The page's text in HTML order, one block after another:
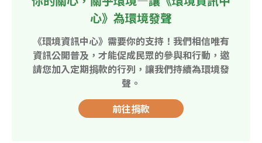
心》為環境發聲
《環境資訊中心》需要你的支持！我們相信唯有
資訊公開普及，才能促成民眾的參與和行動，邀
請您加入定期捐款的行列，讓我們持續為環境發
聲。
前往捐款